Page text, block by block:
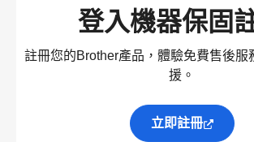
登入機器保固
註冊您的Brother產品，體驗免費售後服
援。
立即註冊